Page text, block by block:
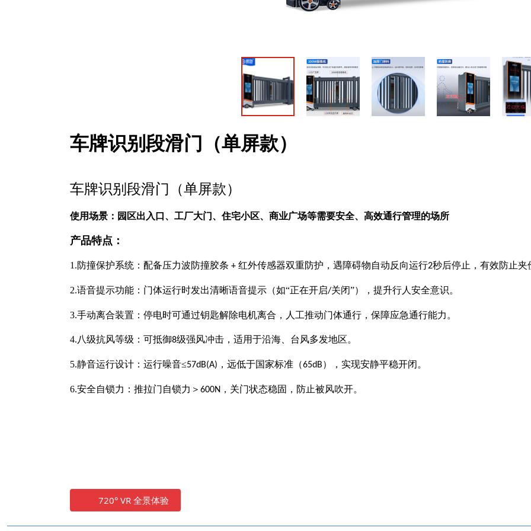
车牌识别段滑门（单屏款）
车牌识别段滑门（单屏款）
使用场景：园区出入口、工厂大门、住宅小区、商业广场等需要安全、高效通行管理的场所
产品特点：
1.防撞保护系统：配备压力波防撞胶条 + 红外传感器双重防护，遇障碍物自动反向运行2秒后停止，有效防止夹
2.语音提示功能：门体运行时发出清晰语音提示（如“正在开启/关闭”），提升行人安全意识。
3.手动离合装置：停电时可通过钥匙解除电机离合，人工推动门体通行，保障应急通行能力。
4.八级抗风等级：可抵御8级强风冲击，适用于沿海、台风多发地区。
5.静音运行设计：运行噪音≤57dB(A) ，远低于国家标准（65dB），实现安静平稳开闭。
6.安全自锁力：推拉门自锁力＞ 600N，关门状态稳固，防止被风吹开。
720° VR 全景体验